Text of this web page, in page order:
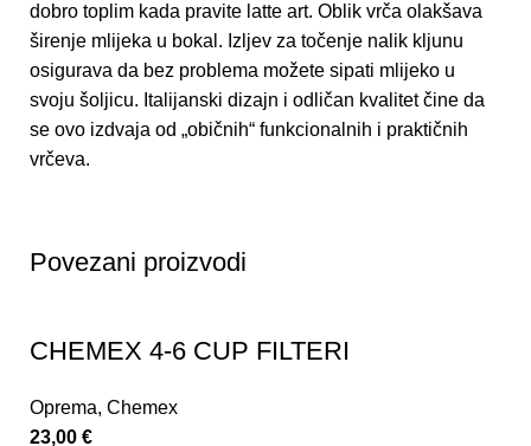
dobro toplim kada pravite latte art. Oblik vrča olakšava
širenje mlijeka u bokal. Izljev za točenje nalik kljunu
osigurava da bez problema možete sipati mlijeko u
svoju šoljicu. Italijanski dizajn i odličan kvalitet čine da
se ovo izdvaja od „običnih“ funkcionalnih i praktičnih
vrčeva.
Povezani proizvodi
CHEMEX 4-6 CUP FILTERI
Oprema, Chemex
23,00 €